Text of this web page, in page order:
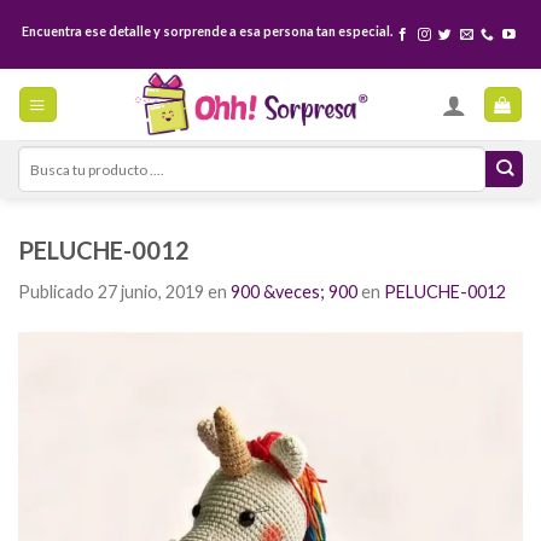
content
Encuentra ese detalle y sorprende a esa persona tan especial.
Search
for:
PELUCHE-0012
Publicado 27 junio, 2019 en 900 &veces; 900en PELUCHE-0012